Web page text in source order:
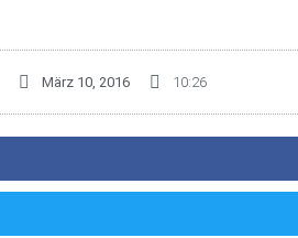
März 10, 2016 10:26